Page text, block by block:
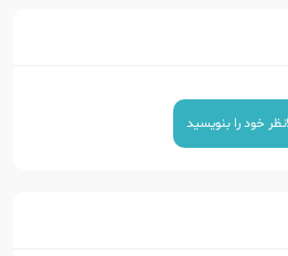
نظر خود را بنویسید